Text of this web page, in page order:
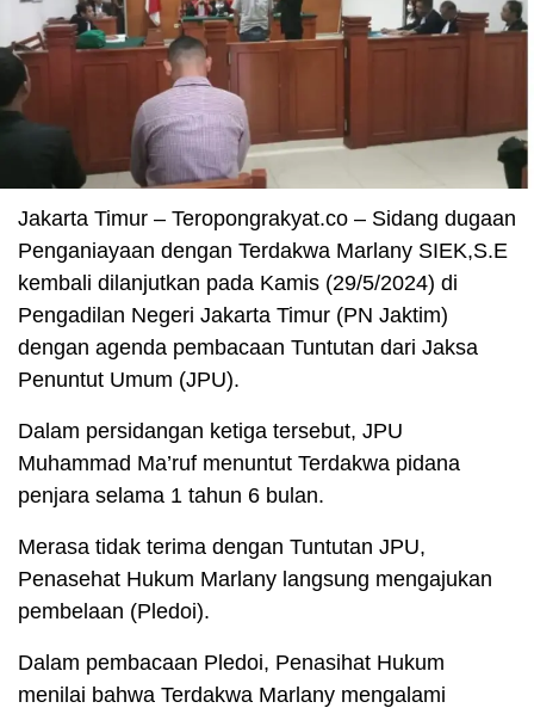
Jakarta Timur – Teropongrakyat.co – Sidang dugaan
Penganiayaan dengan Terdakwa Marlany SIEK,S.E
kembali dilanjutkan pada Kamis (29/5/2024) di
Pengadilan Negeri Jakarta Timur (PN Jaktim)
dengan agenda pembacaan Tuntutan dari Jaksa
Penuntut Umum (JPU).
Dalam persidangan ketiga tersebut, JPU
Muhammad Ma’ruf menuntut Terdakwa pidana
penjara selama 1 tahun 6 bulan.
Merasa tidak terima dengan Tuntutan JPU,
Penasehat Hukum Marlany langsung mengajukan
pembelaan (Pledoi).
Dalam pembacaan Pledoi, Penasihat Hukum
menilai bahwa Terdakwa Marlany mengalami